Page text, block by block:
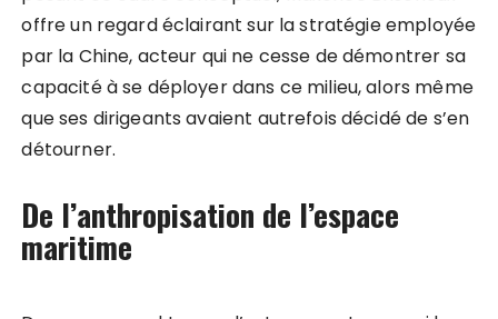
offre un regard éclairant sur la stratégie employée
par la Chine, acteur qui ne cesse de démontrer sa
capacité à se déployer dans ce milieu, alors même
que ses dirigeants avaient autrefois décidé de s’en
détourner.
De l’anthropisation de l’espace
maritime